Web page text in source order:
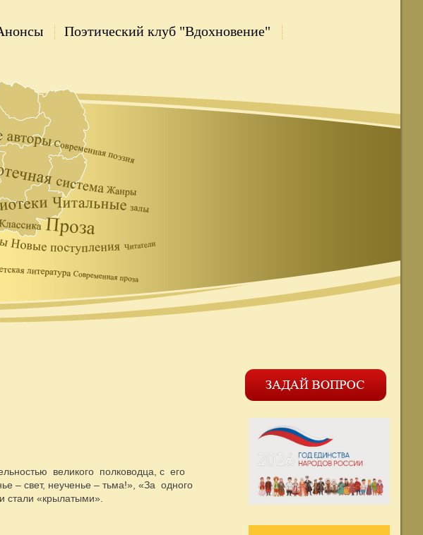
Поэтический клуб "Вдохновение"
великого полководца, с его
– свет, неученье – тьма!», «За одного
стали «крылатыми».